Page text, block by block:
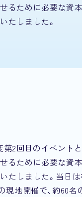
るために必要な資
たしました。
2回目のイベン
るために必要な資
たしました。当日
地開催で、約60名